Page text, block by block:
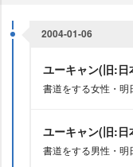
2004-01-06
ユーキャン(旧:日
書道をする女性・明
ユーキャン(旧:日
書道をする男性・明